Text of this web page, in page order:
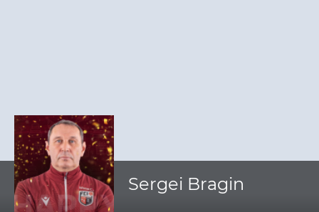
Sergei Bragin